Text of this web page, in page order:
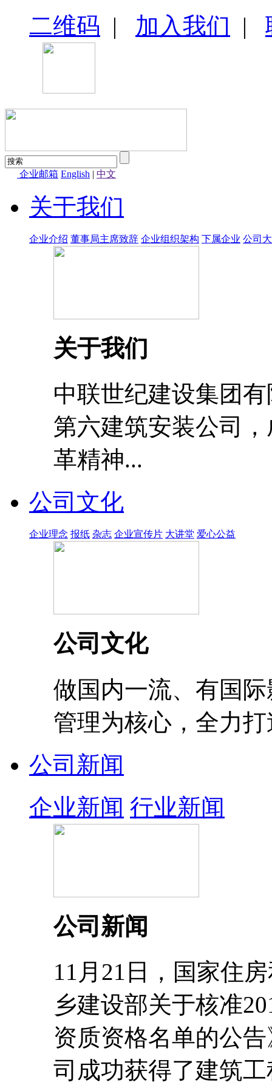
二维码 | 加入我们 |
企业邮箱 English | 中文
关于我们
企业介绍 董事局主席致辞 企业组织架构 下属企业 公司
关于我们
中联世纪建设集团
第六建筑安装公司
革精神...
公司文化
企业理念 报纸 杂志 企业宣传片 大讲堂 爱心公益
公司文化
做国内一流、有国
管理为核心，全力
公司新闻
企业新闻 行业新闻
公司新闻
11月21日，国家住
乡建设部关于核准
资质资格名单的公
司成功获得了建筑